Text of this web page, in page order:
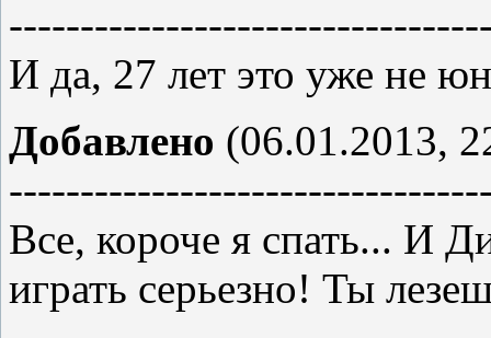
И да, 27 лет это уже не
Добавлено (06.01.2013,
Все, короче я спать... И
играть серьезно! Ты